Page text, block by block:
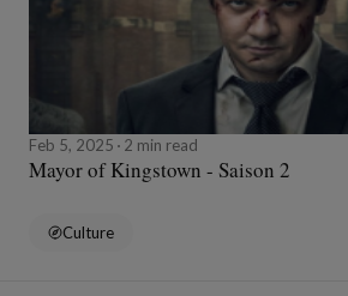
Feb 5, 2025 2 min read
Mayor of Kingstown - Saison 2
Culture